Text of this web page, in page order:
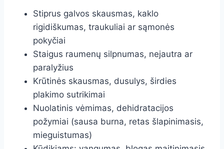
Stiprus galvos skausmas, kaklo
rigidiškumas, traukuliai ar sąmonės
pokyčiai
Staigus raumenų silpnumas, nejautra ar
paralyžius
Krūtinės skausmas, dusulys, širdies
plakimo sutrikimai
Nuolatinis vėmimas, dehidratacijos
požymiai (sausa burna, retas šlapinimasis,
mieguistumas)